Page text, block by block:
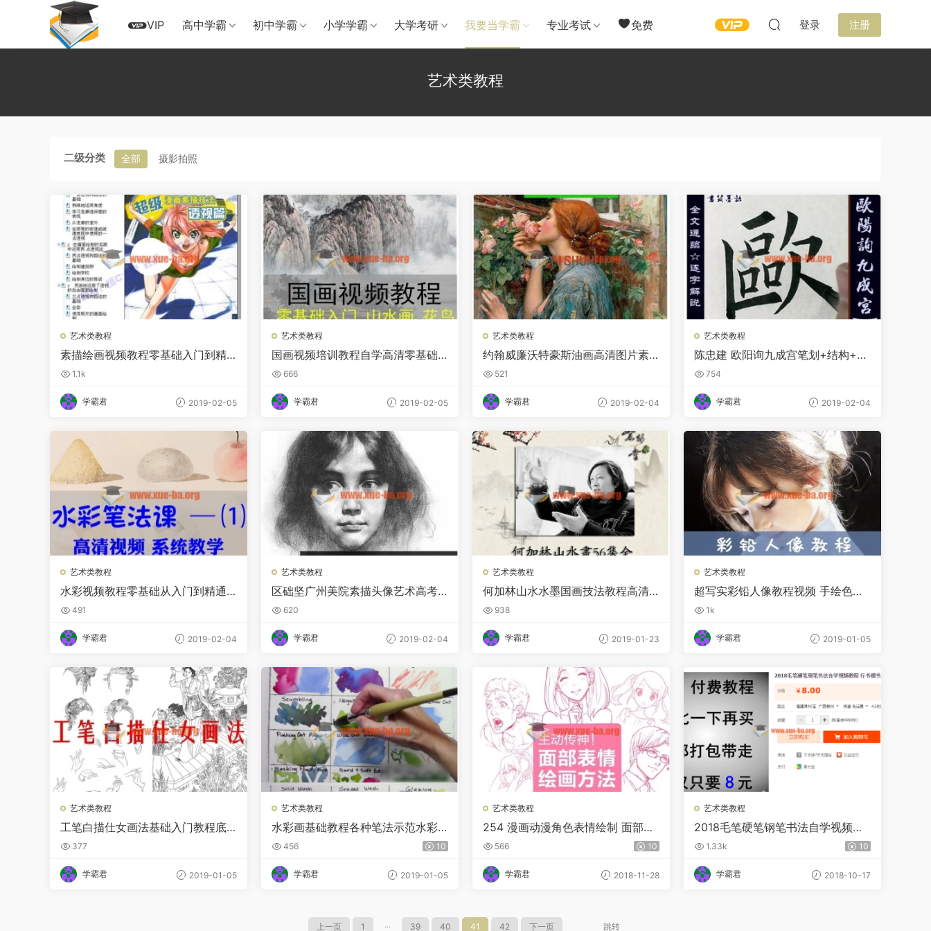
VIP 高中学霸 初中学霸 小学学霸 大学考研 我要当学霸 专业考试 免费 登录 注册
艺术类教程
二级分类 全部 摄影拍照
艺术类教程
素描绘画视频教程零基础入门到精
通自学培训教材铅笔几何体人物
1.1k
学霸君 2019-02-05
艺术类教程
国画视频培训教程自学高清零基础
教学入门花鸟山水画水墨技法设计
666
学霸君 2019-02-05
艺术类教程
约翰威廉沃特豪斯油画高清图片素
材临摹装饰画图集97幅2.44G
521
学霸君 2019-02-04
艺术类教程
陈忠建 欧阳询九成宫笔划+结构+临
摹教学书法视频教程197讲座毛笔
754
学霸君 2019-02-04
艺术类教程
水彩视频教程零基础从入门到精通
美术自学手绘插画课震撼笔法创作
491
学霸君 2019-02-04
艺术类教程
区础坚广州美院素描头像艺术高考
联考高清电子图片临摹范画教程集
620
学霸君 2019-02-04
艺术类教程
何加林山水水墨国画技法教程高清
教学视频讲座56讲新手入门必备
938
学霸君 2019-01-23
艺术类教程
超写实彩铅人像教程视频 手绘色彩
素描女孩头像绘画素材推荐
1k
学霸君 2019-01-05
艺术类教程
工笔白描仕女画法基础入门教程底
稿素材电子版
377
学霸君 2019-01-05
艺术类教程
水彩画基础教程各种笔法示范水彩
视频教程基础练习示范绘画初学
456 10
学霸君 2019-01-05
艺术类教程
254 漫画动漫角色表情绘制 面部表
情的绘画方法 中文版 情感表现
566 10
学霸君 2018-11-28
艺术类教程
2018毛笔硬笔钢笔书法自学视频教
程 行书楷书隶书草书教学
1.33k 10
学霸君 2018-10-17
上一页 1 ··· 39 40 41 42 下一页 跳转